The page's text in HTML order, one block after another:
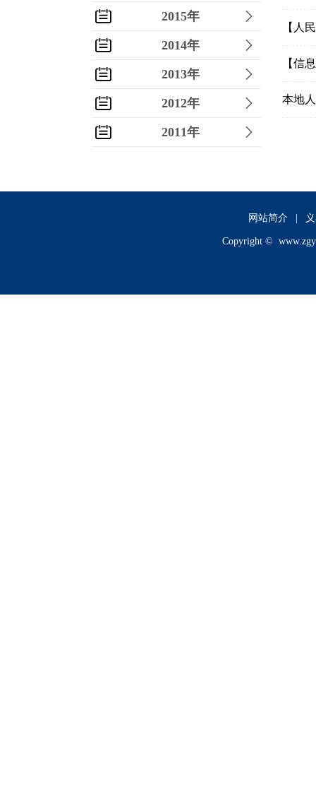
2015年
2014年
2013年
2012年
2011年
2009年
【人
【信
本地
网站简介
Copyright ©